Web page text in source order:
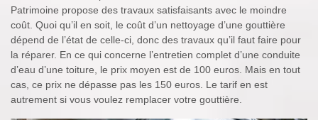
Patrimoine propose des travaux satisfaisants avec le moindre
coût. Quoi qu’il en soit, le coût d’un nettoyage d’une gouttière
dépend de l’état de celle-ci, donc des travaux qu’il faut faire pour
la réparer. En ce qui concerne l’entretien complet d’une conduite
d’eau d’une toiture, le prix moyen est de 100 euros. Mais en tout
cas, ce prix ne dépasse pas les 150 euros. Le tarif en est
autrement si vous voulez remplacer votre gouttière.